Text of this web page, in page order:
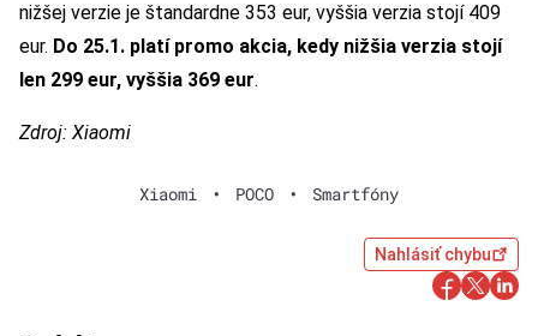
nižšej verzie je štandardne 353 eur, vyššia verzia stojí 409
eur. Do 25.1. platí promo akcia, kedy nižšia verzia stojí
len 299 eur, vyššia 369 eur.
Zdroj: Xiaomi
Xiaomi • POCO • Smartfóny
Nahlásiť chybu